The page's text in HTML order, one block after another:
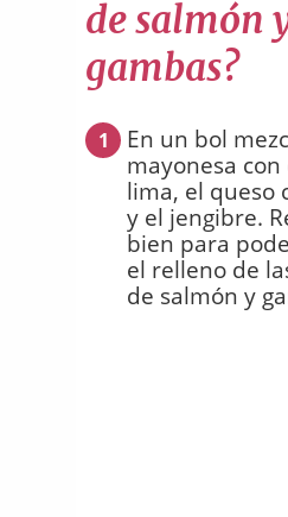
de salmón
gambas?
1
En un bol
mayonesa
lima, el queso
y el jengibre.
bien para
el relleno de
de salmón y